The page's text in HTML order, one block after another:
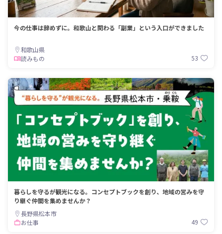
今の仕事は辞めずに。和歌山と関わる「副業」という入口ができました
和歌山県
読みもの
53
暮らしを守るが観光になる。コンセプトブックを創り、地域の営みを守
り継ぐ仲間を集めませんか？
長野県松本市
お仕事
49